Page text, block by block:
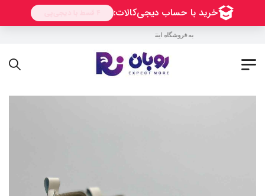
به فروشگاه اینترنتی روبان خوش آمدید !